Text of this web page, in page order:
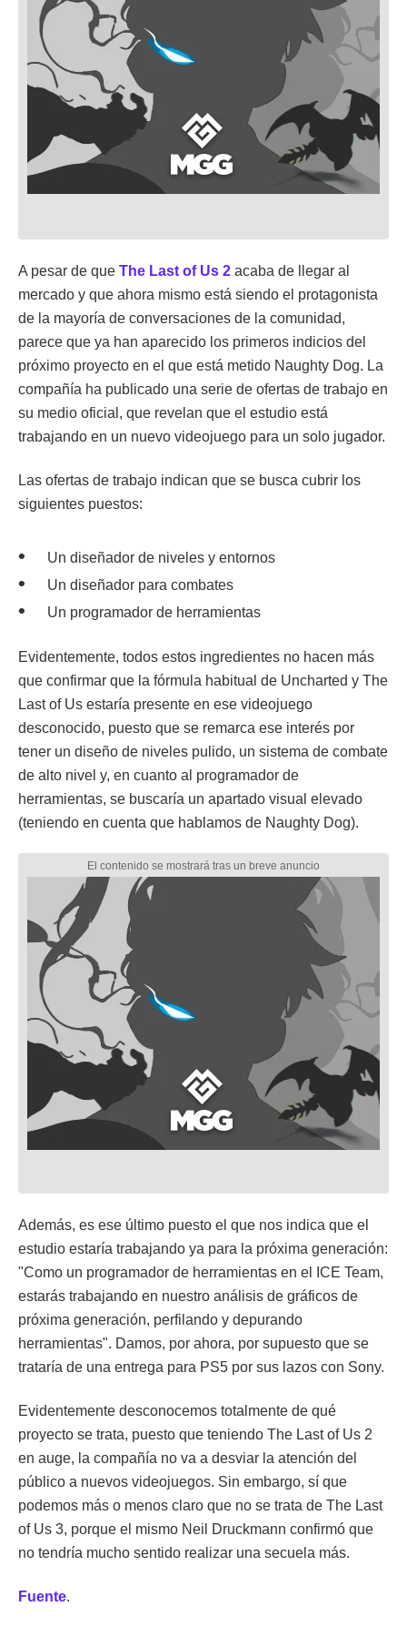
A pesar de que The Last of Us 2 acaba de llegar al
mercado y que ahora mismo está siendo el protagonista
de la mayoría de conversaciones de la comunidad,
parece que ya han aparecido los primeros indicios del
próximo proyecto en el que está metido Naughty Dog. La
compañía ha publicado una serie de ofertas de trabajo en
su medio oficial, que revelan que el estudio está
trabajando en un nuevo videojuego para un solo jugador.
Las ofertas de trabajo indican que se busca cubrir los
siguientes puestos:
Un diseñador de niveles y entornos
Un diseñador para combates
Un programador de herramientas
Evidentemente, todos estos ingredientes no hacen más
que confirmar que la fórmula habitual de Uncharted y The
Last of Us estaría presente en ese videojuego
desconocido, puesto que se remarca ese interés por
tener un diseño de niveles pulido, un sistema de combate
de alto nivel y, en cuanto al programador de
herramientas, se buscaría un apartado visual elevado
(teniendo en cuenta que hablamos de Naughty Dog).
Además, es ese último puesto el que nos indica que el
estudio estaría trabajando ya para la próxima generación:
"Como un programador de herramientas en el ICE Team,
estarás trabajando en nuestro análisis de gráficos de
próxima generación, perfilando y depurando
herramientas". Damos, por ahora, por supuesto que se
trataría de una entrega para PS5 por sus lazos con Sony.
Evidentemente desconocemos totalmente de qué
proyecto se trata, puesto que teniendo The Last of Us 2
en auge, la compañía no va a desviar la atención del
público a nuevos videojuegos. Sin embargo, sí que
podemos más o menos claro que no se trata de The Last
of Us 3, porque el mismo Neil Druckmann confirmó que
no tendría mucho sentido realizar una secuela más.
Fuente.